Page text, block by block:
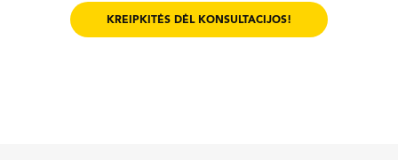
KREIPKITĖS DĖL KONSULTACIJOS!